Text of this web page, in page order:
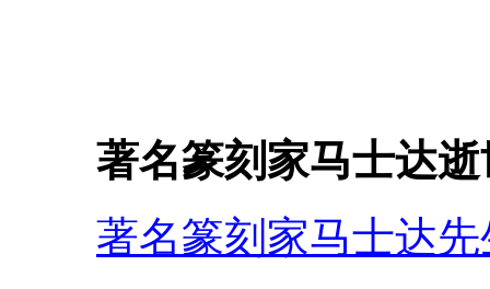
著名篆刻家马士达
著名篆刻家马士达